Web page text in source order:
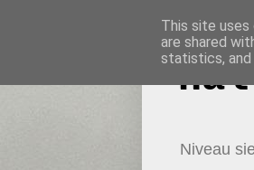
Niveau
This site
are shared
statistics,